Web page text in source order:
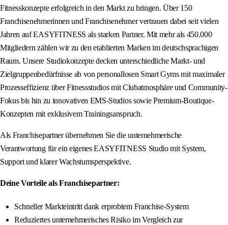
Fitnesskonzepte erfolgreich in den Markt zu bringen. Über 150
Franchisenehmerinnen und Franchisenehmer vertrauen dabei seit vielen
Jahren auf EASYFITNESS als starken Partner. Mit mehr als 450.000
Mitgliedern zählen wir zu den etablierten Marken im deutschsprachigen
Raum. Unsere Studiokonzepte decken unterschiedliche Markt- und
Zielgruppenbedürfnisse ab von personallosen Smart Gyms mit maximaler
Prozesseffizienz über Fitnessstudios mit Clubatmosphäre und Community-
Fokus bis hin zu innovativen EMS-Studios sowie Premium-Boutique-
Konzepten mit exklusivem Trainingsanspruch.
Als Franchisepartner übernehmen Sie die unternehmerische
Verantwortung für ein eigenes EASYFITNESS Studio mit System,
Support und klarer Wachstumsperspektive.
Deine Vorteile als Franchisepartner:
Schneller Markteintritt dank erprobtem Franchise-System
Reduziertes unternehmerisches Risiko im Vergleich zur